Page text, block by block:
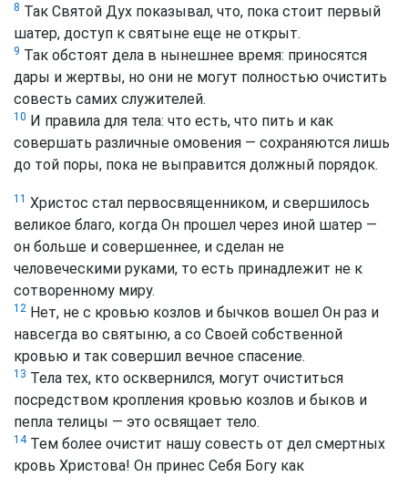
8 Так Святой Дух показывал, что, пока стоит первый
шатер, доступ к святыне еще не открыт.
9 Так обстоят дела в нынешнее время: приносятся
дары и жертвы, но они не могут полностью очистить
совесть самих служителей.
10 И правила для тела: что есть, что пить и как
совершать различные омовения — сохраняются лишь
до той поры, пока не выправится должный порядок.
11 Христос стал первосвященником, и свершилось
великое благо, когда Он прошел через иной шатер —
он больше и совершеннее, и сделан не
человеческими руками, то есть принадлежит не к
сотворенному миру.
12 Нет, не с кровью козлов и бычков вошел Он раз и
навсегда во святыню, а со Своей собственной
кровью и так совершил вечное спасение.
13 Тела тех, кто осквернился, могут очиститься
посредством кропления кровью козлов и быков и
пепла телицы — это освящает тело.
14Тем более очистит нашу совесть от дел смертных
кровь Христова! Он принес Себя Богу как